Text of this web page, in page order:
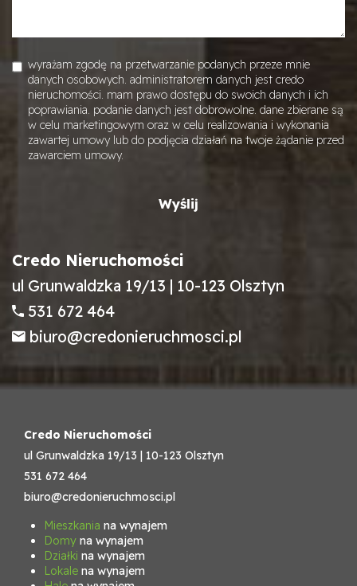
wyrażam zgodę na przetwarzanie podanych przeze mnie
danych osobowych. administratorem danych jest credo
nieruchomości. mam prawo dostępu do swoich danych i ich
poprawiania. podanie danych jest dobrowolne. dane zbierane są
w celu marketingowym oraz w celu realizowania i wykonania
zawartej umowy lub do podjęcia działań na twoje żądanie przed
zawarciem umowy.
Credo Nieruchomości
ul Grunwaldzka 19/13 | 10-123 Olsztyn
531 672 464
biuro@credonieruchmosci.pl
Credo Nieruchomości
ul Grunwaldzka 19/13 | 10-123 Olsztyn
531 672 464
biuro@credonieruchmosci.pl
Mieszkania na wynajem
Domy na wynajem
Działki na wynajem
Lokale na wynajem